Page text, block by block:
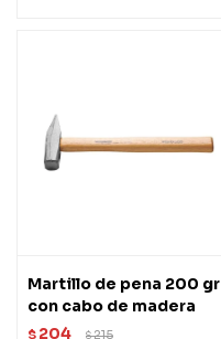
Martillo de pena 200 gr
con cabo de madera
$ 204 $215